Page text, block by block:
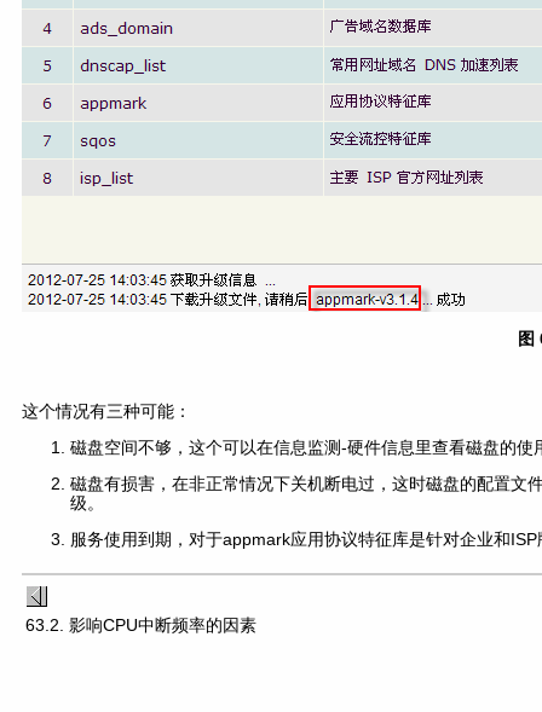
图
这个情况有三种可能：
磁盘空间不够，这个可以在信息监测-硬件信息里查看磁盘的
磁盘有损害，在非正常情况下关机断电过，这时磁盘的配置文
级。
服务使用到期，对于appmark应用协议特征库是针对企业和
63.2. 影响CPU中断频率的因素